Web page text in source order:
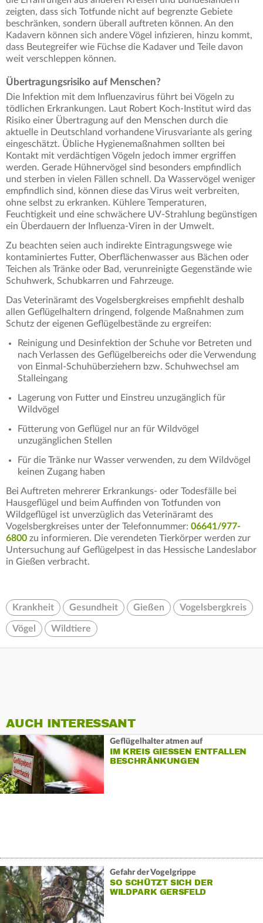
zeigten, dass sich Totfunde nicht auf begrenzte Gebiete
beschränken, sondern überall auftreten können. An den
Kadavern können sich andere Vögel infizieren, hinzu kommt,
dass Beutegreifer wie Füchse die Kadaver und Teile davon
weit verschleppen können.
Übertragungsrisiko auf Menschen?
Die Infektion mit dem Influenzavirus führt bei Vögeln zu
tödlichen Erkrankungen. Laut Robert Koch-Institut wird das
Risiko einer Übertragung auf den Menschen durch die
aktuelle in Deutschland vorhandene Virusvariante als gering
eingeschätzt. Übliche Hygienemaßnahmen sollten bei
Kontakt mit verdächtigen Vögeln jedoch immer ergriffen
werden. Gerade Hühnervögel sind besonders empfindlich
und sterben in vielen Fällen schnell. Da Wasservögel weniger
empfindlich sind, können diese das Virus weit verbreiten,
ohne selbst zu erkranken. Kühlere Temperaturen,
Feuchtigkeit und eine schwächere UV-Strahlung begünstigen
ein Überdauern der Influenza-Viren in der Umwelt.
Zu beachten seien auch indirekte Eintragungswege wie
kontaminiertes Futter, Oberflächenwasser aus Bächen oder
Teichen als Tränke oder Bad, verunreinigte Gegenstände wie
Schuhwerk, Schubkarren und Fahrzeuge.
Das Veterinäramt des Vogelsbergkreises empfiehlt deshalb
allen Geflügelhaltern dringend, folgende Maßnahmen zum
Schutz der eigenen Geflügelbestände zu ergreifen:
Reinigung und Desinfektion der Schuhe vor Betreten und
nach Verlassen des Geflügelbereichs oder die Verwendung
von Einmal-Schuhüberziehern bzw. Schuhwechsel am
Stalleingang
Lagerung von Futter und Einstreu unzugänglich für
Wildvögel
Fütterung von Geflügel nur an für Wildvögel
unzugänglichen Stellen
Für die Tränke nur Wasser verwenden, zu dem Wildvögel
keinen Zugang haben
Bei Auftreten mehrerer Erkrankungs- oder Todesfälle bei
Hausgeflügel und beim Auffinden von Totfunden von
Wildgeflügel ist unverzüglich das Veterinäramt des
Vogelsbergkreises unter der Telefonnummer: 06641/977-
6800 zu informieren. Die verendeten Tierkörper werden zur
Untersuchung auf Geflügelpest in das Hessische Landeslabor
in Gießen verbracht.
Krankheit Gesundheit Gießen Vogelsbergkreis
Vögel Wildtiere
AUCH INTERESSANT
Geflügelhalter atmen auf
IM KREIS GIESSEN ENTFALLEN B
ESCHRÄNKUNGEN
Gefahr der Vogelgrippe
SO SCHÜTZT SICH DER
WILDPARK GERSFELD